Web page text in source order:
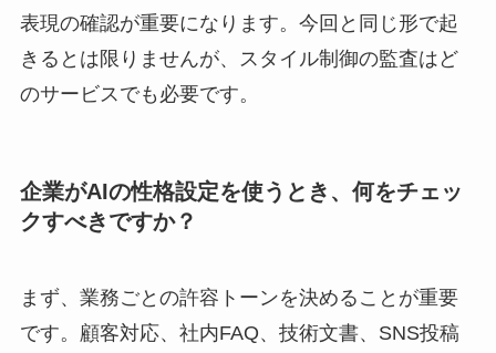
表現の確認が重要になります。今回と同じ形で起
きるとは限りませんが、スタイル制御の監査はど
のサービスでも必要です。
企業がAIの性格設定を使うとき、何をチェッ
クすべきですか？
まず、業務ごとの許容トーンを決めることが重要
です。顧客対応、社内FAQ、技術文書、SNS投稿